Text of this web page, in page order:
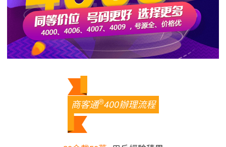
商客通®400辦理流程